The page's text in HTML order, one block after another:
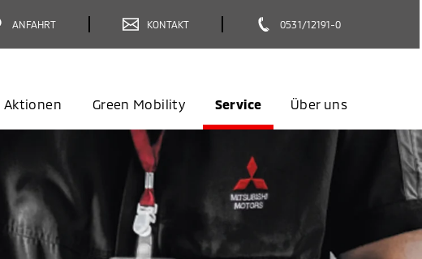
ANFAHRT KONTAKT 0531/12191-0
Aktionen Green Mobility Service Über uns